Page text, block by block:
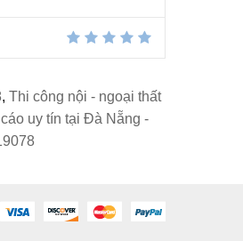
, Thi công nội - ngoại thất
uy tín tại Đà Nẵng -